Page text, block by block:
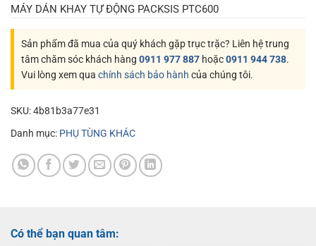
MÁY DÁN KHAY TỰ ĐỘNG PACKSIS PTC600
Sản phẩm đã mua của quý khách gặp trục trặc? Liên hệ trung
tâm chăm sóc khách hàng 0911 977 887 hoặc0911 944 738.
Vui lòng xem qua chính sách bảo hành của chúng tôi.
SKU:4b81b3a77e31
Danh mục: PHỤ TÙNG KHÁC
Có thể bạn quan tâm: